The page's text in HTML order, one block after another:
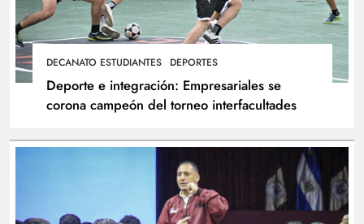
DECANATO ESTUDIANTES DEPORTES
Deporte e integración: Empresariales se
corona campeón del torneo interfacultades